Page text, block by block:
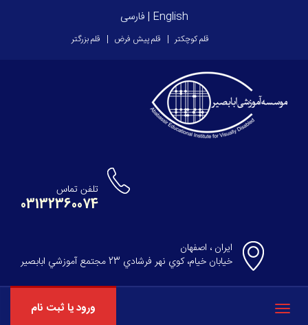
English
| فارسی
قلم بزرگتر قلم پیش فرض قلم کوچکتر
تلفن تماس
03132360074
ایران ، اصفهان
خيابان خيام، كوي نهر فرشادي 23 مجتمع آموزشي ابابصير
Toggle
ورود یا ثبت نام